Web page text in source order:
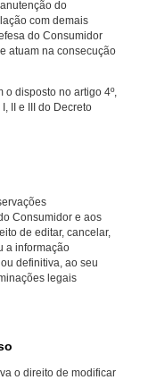
do
com demais
do Consumidor
atuam na consecução
o disposto no artigo 4º,
II e III do Decreto
Consumidor e aos
de editar, cancelar,
a informação
definitiva, ao seu
legais
o direito de modificar